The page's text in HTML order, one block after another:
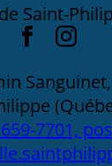
Saint-
7701,